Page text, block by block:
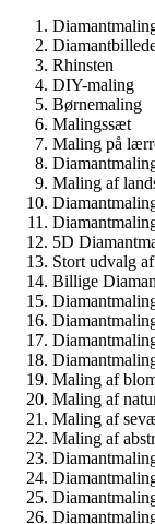
Rhinsten
DIY-maling
Børnemaling
Malingssæt
Maling på
Maling af
5D
Stort udvalg
Billige
Maling af
Maling af
Maling af
Maling af